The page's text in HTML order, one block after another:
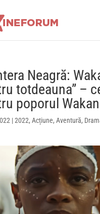
Neagră:
totdeauna” –
poporul
|2022, Acțiune, Aventură,